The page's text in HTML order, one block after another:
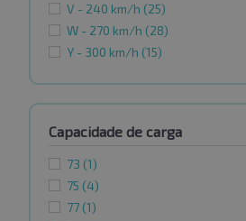
V - 240 km/h (25)
W - 270 km/h (28)
Y - 300 km/h (15)
Capacidade de carga
73 (1)
75 (4)
77 (1)